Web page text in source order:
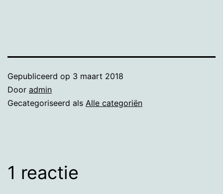
Gepubliceerd op 3 maart 2018
Door admin
Gecategoriseerd als Alle categoriën
1 reactie